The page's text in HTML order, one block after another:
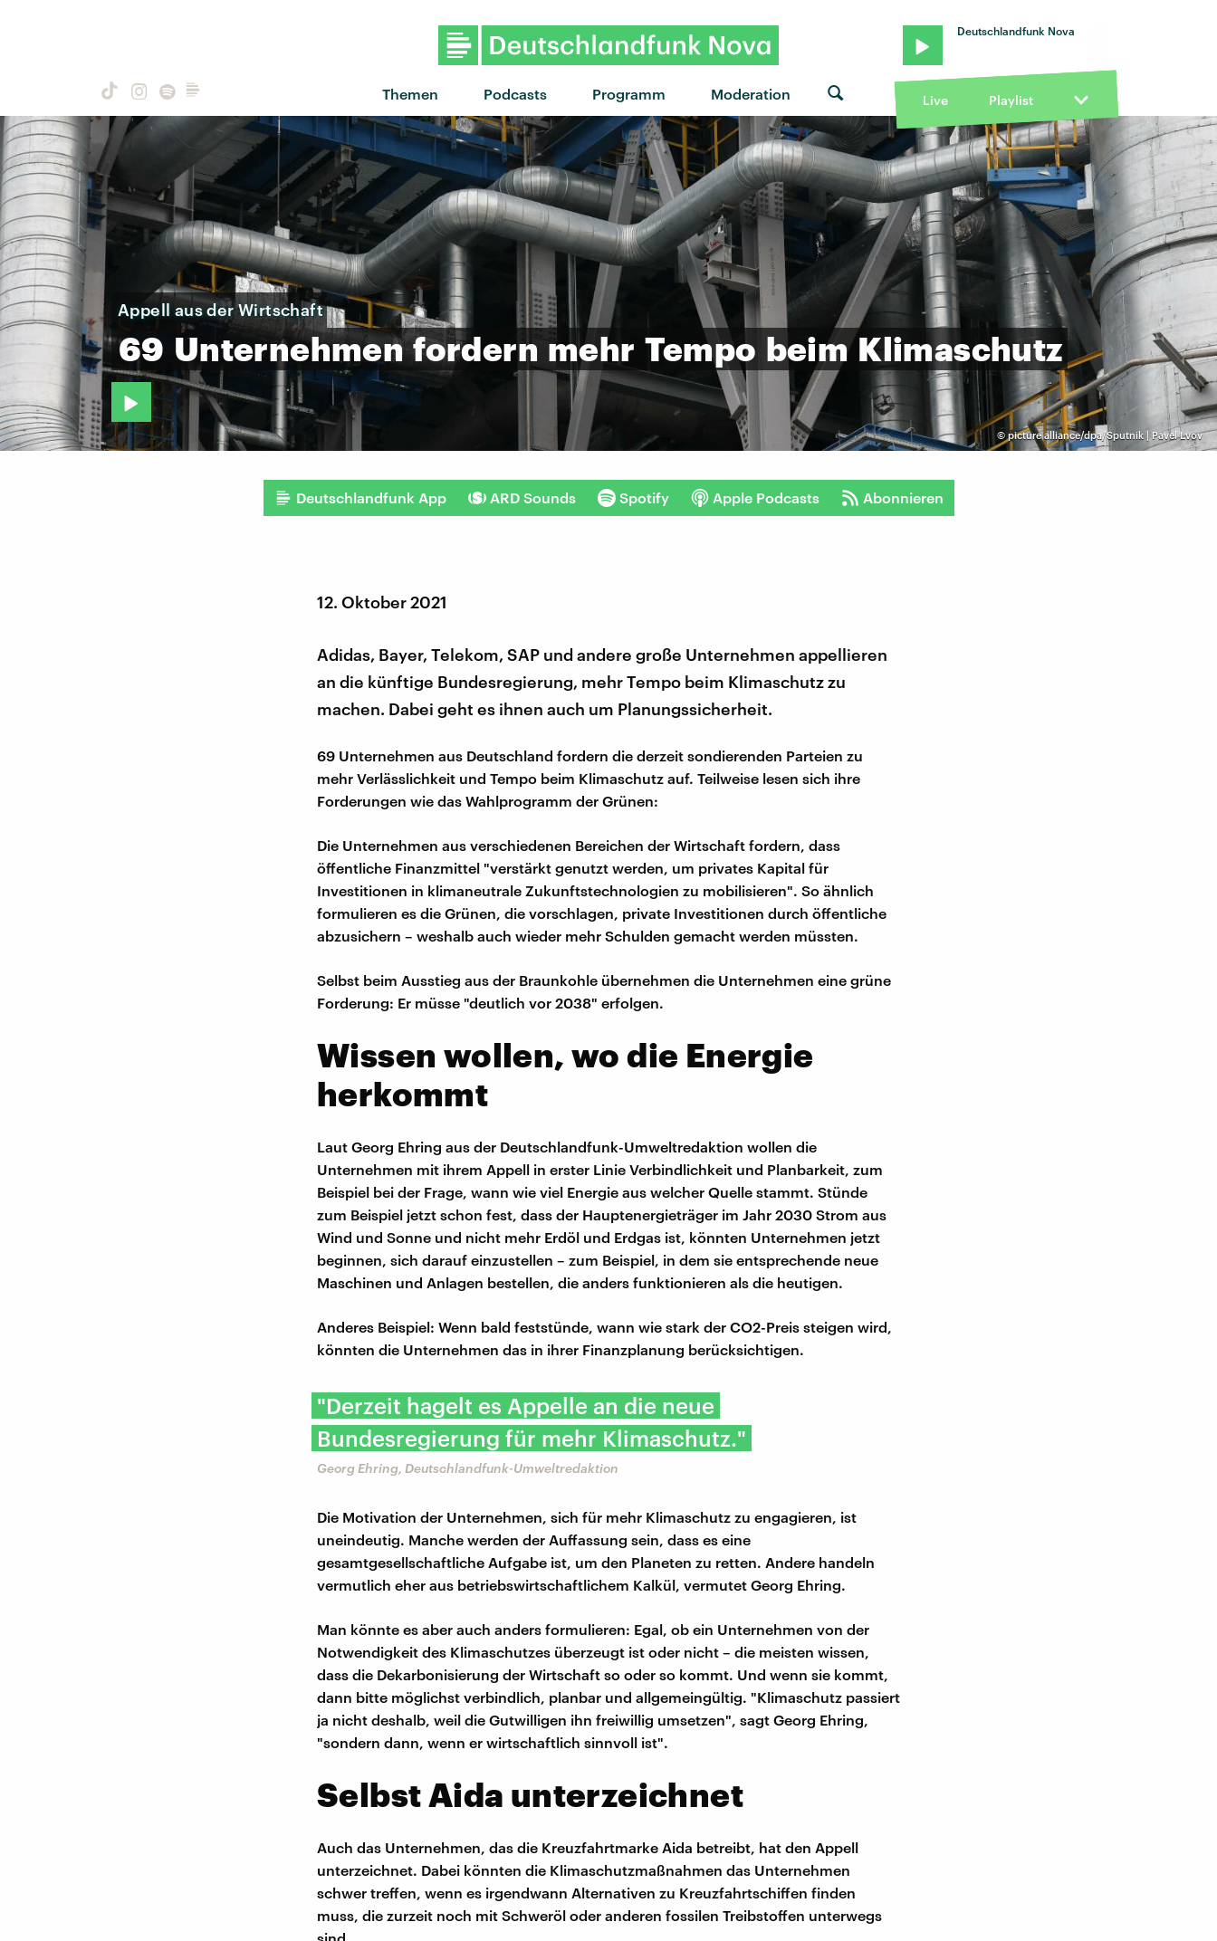
Themen Podcasts Programm Moderation
Deutschlandfunk Nova
Live Playlist
© picture alliance/dpa/Sputnik | Pavel Lvov
Appell aus der Wirtschaft
69 Unternehmen fordern mehr Tempo beim Klimaschutz
Deutschlandfunk App ARD Sounds Spotify Apple Podcasts Abonnieren
12. Oktober 2021
Adidas, Bayer, Telekom, SAP und andere große Unternehmen appellieren
an die künftige Bundesregierung, mehr Tempo beim Klimaschutz zu
machen. Dabei geht es ihnen auch um Planungssicherheit.
69 Unternehmen aus Deutschland fordern die derzeit sondierenden Parteien zu
mehr Verlässlichkeit und Tempo beim Klimaschutz auf. Teilweise lesen sich ihre
Forderungen wie das Wahlprogramm der Grünen:
Die Unternehmen aus verschiedenen Bereichen der Wirtschaft fordern, dass
öffentliche Finanzmittel "verstärkt genutzt werden, um privates Kapital für
Investitionen in klimaneutrale Zukunftstechnologien zu mobilisieren". So ähnlich
formulieren es die Grünen, die vorschlagen, private Investitionen durch öffentliche
abzusichern – weshalb auch wieder mehr Schulden gemacht werden müssten.
Selbst beim Ausstieg aus der Braunkohle übernehmen die Unternehmen eine grüne
Forderung: Er müsse "deutlich vor 2038" erfolgen.
Wissen wollen, wo die Energie
herkommt
Laut Georg Ehring aus der Deutschlandfunk-Umweltredaktion wollen die
Unternehmen mit ihrem Appell in erster Linie Verbindlichkeit und Planbarkeit, zum
Beispiel bei der Frage, wann wie viel Energie aus welcher Quelle stammt. Stünde
zum Beispiel jetzt schon fest, dass der Hauptenergieträger im Jahr 2030 Strom aus
Wind und Sonne und nicht mehr Erdöl und Erdgas ist, könnten Unternehmen jetzt
beginnen, sich darauf einzustellen – zum Beispiel, in dem sie entsprechende neue
Maschinen und Anlagen bestellen, die anders funktionieren als die heutigen.
Anderes Beispiel: Wenn bald feststünde, wann wie stark der CO2-Preis steigen wird,
könnten die Unternehmen das in ihrer Finanzplanung berücksichtigen.
"Derzeit hagelt es Appelle an die neue
Bundesregierung für mehr Klimaschutz."
Georg Ehring, Deutschlandfunk-Umweltredaktion
Die Motivation der Unternehmen, sich für mehr Klimaschutz zu engagieren, ist
uneindeutig. Manche werden der Auffassung sein, dass es eine
gesamtgesellschaftliche Aufgabe ist, um den Planeten zu retten. Andere handeln
vermutlich eher aus betriebswirtschaftlichem Kalkül, vermutet Georg Ehring.
Man könnte es aber auch anders formulieren: Egal, ob ein Unternehmen von der
Notwendigkeit des Klimaschutzes überzeugt ist oder nicht – die meisten wissen,
dass die Dekarbonisierung der Wirtschaft so oder so kommt. Und wenn sie kommt,
dann bitte möglichst verbindlich, planbar und allgemeingültig. "Klimaschutz passiert
ja nicht deshalb, weil die Gutwilligen ihn freiwillig umsetzen", sagt Georg Ehring,
"sondern dann, wenn er wirtschaftlich sinnvoll ist".
Selbst Aida unterzeichnet
Auch das Unternehmen, das die Kreuzfahrtmarke Aida betreibt, hat den Appell
unterzeichnet. Dabei könnten die Klimaschutzmaßnahmen das Unternehmen
schwer treffen, wenn es irgendwann Alternativen zu Kreuzfahrtschiffen finden
muss, die zurzeit noch mit Schweröl oder anderen fossilen Treibstoffen unterwegs